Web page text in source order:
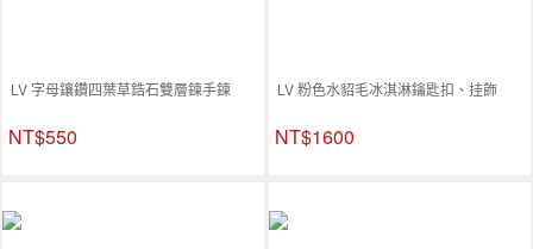
LV 字母鑲鑽四葉草鋯石雙層鍊手鍊
NT$550
LV 粉色水貂毛冰淇淋鑰匙扣、挂飾
NT$1600